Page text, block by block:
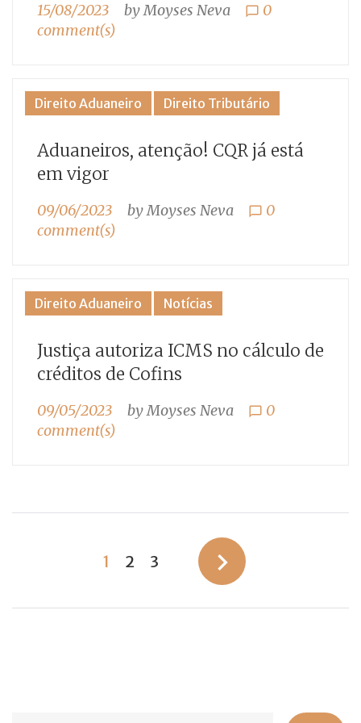
15/08/2023 byMoyses Neva chat_bubble_outline 0
comment(s)
Direito Aduaneiro Direito Tributário
Aduaneiros, atenção! CQR já está
em vigor
09/06/2023 byMoyses Neva chat_bubble_outline 0
comment(s)
Direito Aduaneiro Notícias
Justiça autoriza ICMS no cálculo de
créditos de Cofins
09/05/2023 byMoyses Neva chat_bubble_outline 0
comment(s)
Paginação
posts
1 2 3 navigate_next